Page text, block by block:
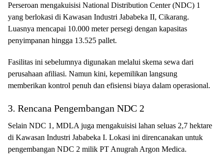
Perseroan mengakuisisi National Distribution Center (NDC) 1
yang berlokasi di Kawasan Industri Jababeka II, Cikarang.
Luasnya mencapai 10.000 meter persegi dengan kapasitas
penyimpanan hingga 13.525 pallet.
Fasilitas ini sebelumnya digunakan melalui skema sewa dari
perusahaan afiliasi. Namun kini, kepemilikan langsung
memberikan kontrol penuh dan efisiensi biaya dalam operasional.
3. Rencana Pengembangan NDC 2
Selain NDC 1, MDLA juga mengakuisisi lahan seluas 2,7 hektare
di Kawasan Industri Jababeka I. Lokasi ini direncanakan untuk
pengembangan NDC 2 milik PT Anugrah Argon Medica.